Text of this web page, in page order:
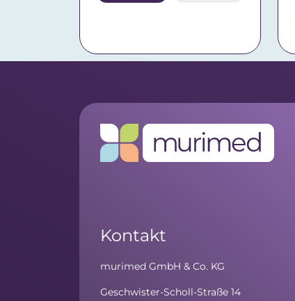
Kontakt
murimed GmbH & Co. KG
Geschwister-Scholl-Straße 14